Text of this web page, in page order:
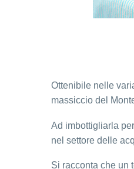
Ottenibile nelle
massiccio del
Ad imbottigliarla
nel settore delle
Si racconta che un